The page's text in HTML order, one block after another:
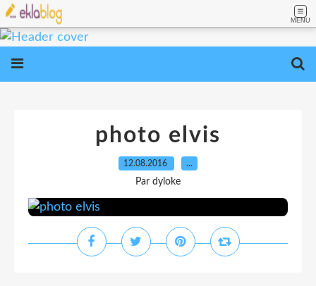
MENU
photo elvis
12.08.2016 …
Par dyloke